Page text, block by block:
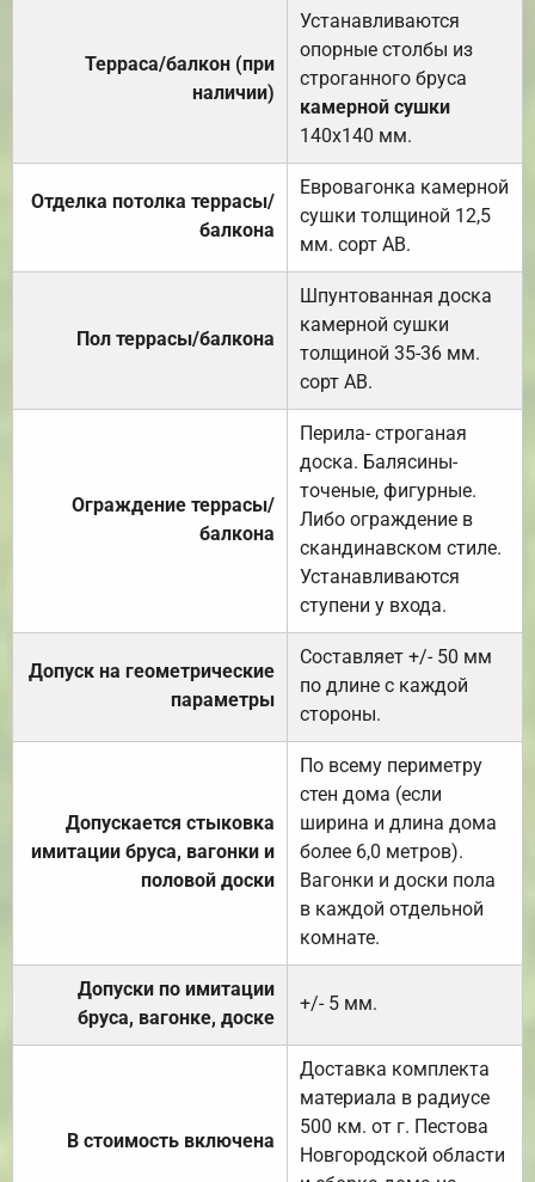
Терраса/балкон (при
наличии)
Устанавливаются
опорные столбы из
строганного бруса
камерной сушки
140х140 мм.
Отделка потолка террасы/
балкона
Евровагонка камерной
сушки толщиной 12,5
мм. сорт АВ.
Пол террасы/балкона
Шпунтованная доска
камерной сушки
толщиной 35-36 мм.
сорт АВ.
Ограждение террасы/
балкона
Перила- строганая
доска. Балясины-
точеные, фигурные.
Либо ограждение в
скандинавском стиле.
Устанавливаются
ступени у входа.
Допуск на геометрические
параметры
Составляет +/- 50 мм
по длине с каждой
стороны.
Допускается стыковка
имитации бруса, вагонки и
половой доски
По всему периметру
стен дома (если
ширина и длина дома
более 6,0 метров).
Вагонки и доски пола
в каждой отдельной
комнате.
Допуски по имитации
бруса, вагонке, доске
+/- 5 мм.
В стоимость включена
Доставка комплекта
материала в радиусе
500 км. от г. Пестова
Новгородской области